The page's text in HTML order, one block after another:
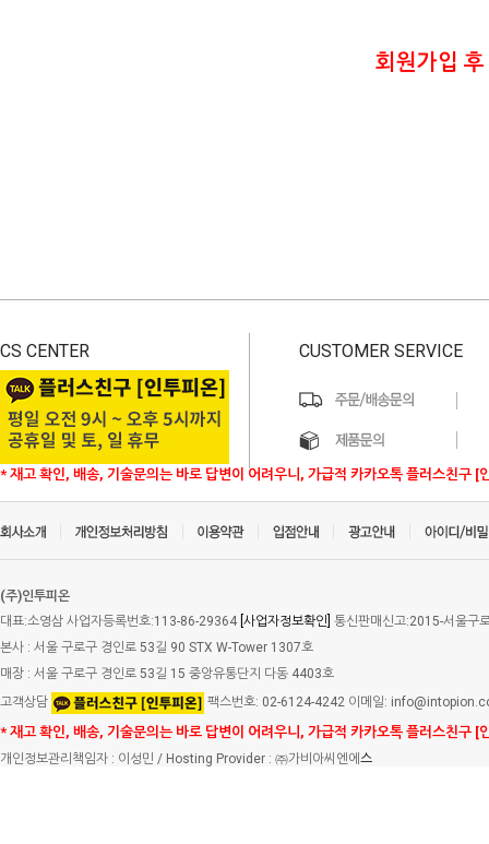
회원가입
CS CENTER
* 재고 확인, 배송, 기술문의는 바로 답변이 어려우니, 가급적 카카오톡 플러스친구 [
CUSTOMER SERVICE
(주)인투피온
대표:소영삼 사업자등록번호:113-86-29364 [사업자정보확인] 통신판매신고:2015-서울구
본사 : 서울 구로구 경인로 53길 90 STX W-Tower 1307호
매장 : 서울 구로구 경인로 53길 15 중앙유통단지 다동 4403호
고객상담
팩스번호: 02-6124-4242 이메일:
* 재고 확인, 배송, 기술문의는 바로 답변이 어려우니, 가급적 카카오톡 플러스친구 [
개인정보관리책임자 : 이성민 / Hosting Provider : ㈜가비아씨엔에 스